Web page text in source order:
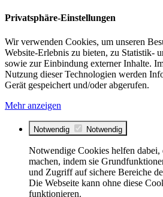
Privatsphäre-Einstellungen
Wir verwenden Cookies, um unseren
Website-Erlebnis zu bieten, zu Statistik-
sowie zur Einbindung externer Inhalte.
Nutzung dieser Technologien werden
Gerät gespeichert und/oder abgerufen.
Mehr anzeigen
Notwendig Notwendig
Notwendige Cookies helfen dabei,
machen, indem sie
und Zugriff auf sichere Bereiche
Die Webseite kann ohne diese
funktionieren.